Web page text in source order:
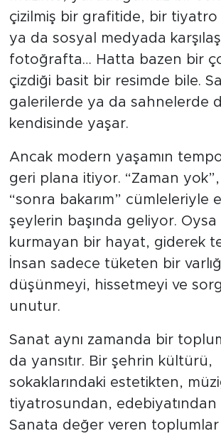
çizilmiş bir grafitide, bir tiyatro
ya da sosyal medyada
fotoğrafta… Hatta bazen bir
çizdiği basit bir resimde bile.
galerilerde ya da sahnelerde
kendisinde yaşar.
Ancak modern yaşamın
geri plana itiyor. “Zaman
“sonra bakarım” cümleleriyle
şeylerin başında geliyor.
kurmayan bir hayat, giderek
İnsan sadece tüketen bir
düşünmeyi, hissetmeyi ve
unutur.
Sanat aynı zamanda bir
da yansıtır. Bir şehrin kültürü,
sokaklarındaki estetikten,
tiyatrosundan, edebiyatından
Sanata değer veren toplumlar